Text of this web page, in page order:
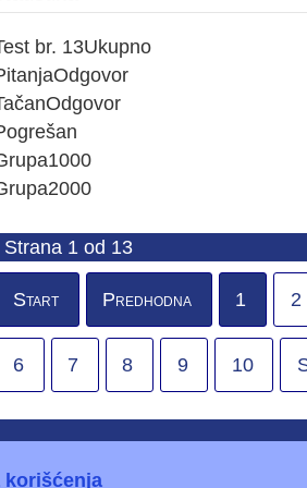
br. 13Ukupno
Odgovor
Odgovor
000
000
Strana 1 od 13
Start Predhodna 1 2
6 7 8 9 10
korišćenja